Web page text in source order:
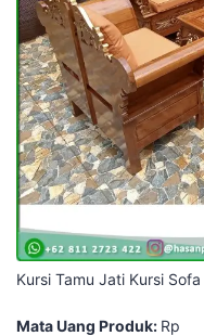
Kursi Tamu Jati Kursi
Mata Uang Produk: Rp